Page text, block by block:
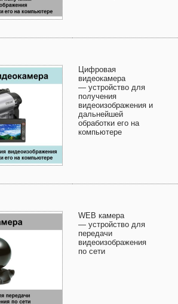
Цифровая
видеокамера
— устройство для
получения
видеоизображения и
дальнейшей
обработки его на
компьютере
WEB камера
— устройство для
передачи
видеоизображения
по сети